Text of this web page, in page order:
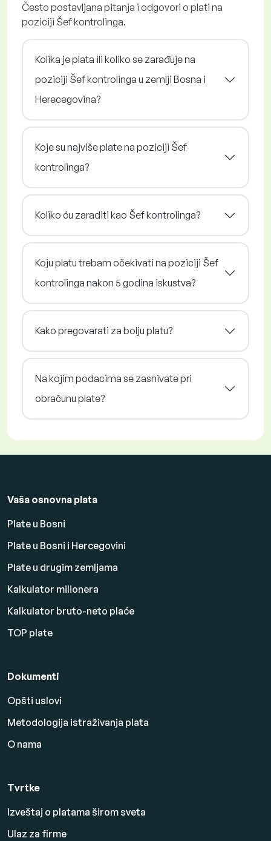
Često postavljana pitanja i odgovori o plati na
poziciji Šef kontrolinga.
Kolika je plata ili koliko se zarađuje na
poziciji Šef kontrolinga u zemlji Bosna i
Herecegovina?
Koje su najviše plate na poziciji Šef
kontrolinga?
Koliko ću zaraditi kao Šef kontrolinga?
Koju platu trebam očekivati na poziciji Šef
kontrolinga nakon 5 godina iskustva?
Kako pregovarati za bolju platu?
Na kojim podacima se zasnivate pri
obračunu plate?
Vaša osnovna plata
Plate u Bosni
Plate u Bosni i Hercegovini
Plate u drugim zemljama
Kalkulator milionera
Kalkulator bruto-neto plaće
TOP plate
Dokumenti
Opšti uslovi
Metodologija istraživanja plata
O nama
Tvrtke
Izveštaj o platama širom sveta
Ulaz za firme